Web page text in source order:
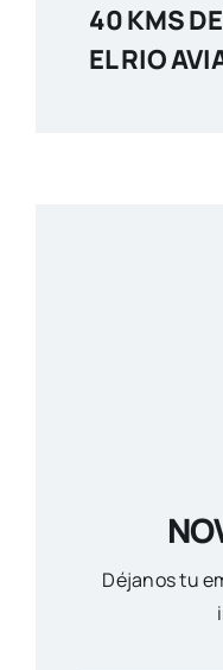
40 KMS
EL RIO
Déjanos tu